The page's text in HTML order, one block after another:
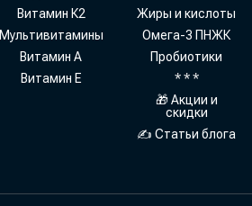
Витамин К2
Мультивитамины
Витамин А
Витамин Е
Жиры и кислоты
Омега-3 ПНЖК
Пробиотики
* * *
🎁 Акции и
скидки
✍ Статьи блога